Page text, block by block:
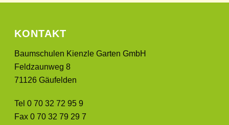
KONTAKT
Baumschulen Kienzle Garten GmbH
Feldzaunweg 8
71126 Gäufelden
Tel 0 70 32 72 95 9
Fax 0 70 32 79 29 7